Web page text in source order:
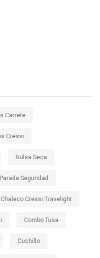
Carrete
Cressi
Bolsa Seca
Seguridad
Chaleco Cressi Travelight
Combo Tusa
Cuchillo